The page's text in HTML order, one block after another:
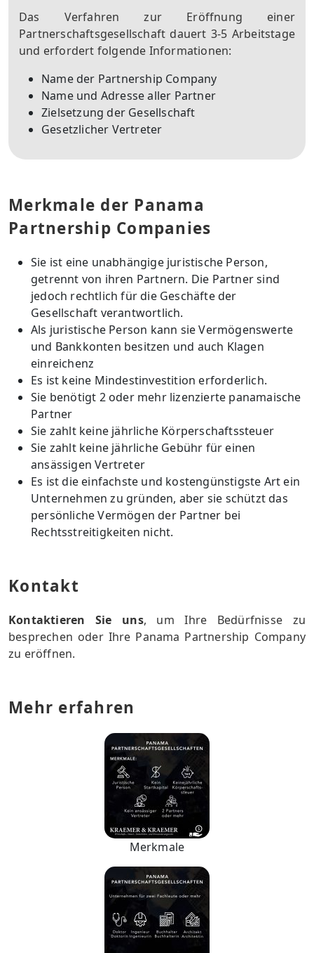
Das Verfahren zur Eröffnung einer
Partnerschaftsgesellschaft dauert 3-5 Arbeitstage
und erfordert folgende Informationen:
Name der Partnership Company
Name und Adresse aller Partner
Zielsetzung der Gesellschaft
Gesetzlicher Vertreter
Merkmale der Panama
Partnership Companies
Sie ist eine unabhängige juristische Person,
getrennt von ihren Partnern. Die Partner sind
jedoch rechtlich für die Geschäfte der
Gesellschaft verantwortlich.
Als juristische Person kann sie Vermögenswerte
und Bankkonten besitzen und auch Klagen
einreichenz
Es ist keine Mindestinvestition erforderlich.
Sie benötigt 2 oder mehr lizenzierte panamaische
Partner
Sie zahlt keine jährliche Körperschaftssteuer
Sie zahlt keine jährliche Gebühr für einen
ansässigen Vertreter
Es ist die einfachste und kostengünstigste Art ein
Unternehmen zu gründen, aber sie schützt das
persönliche Vermögen der Partner bei
Rechtsstreitigkeiten nicht.
Kontakt
Kontaktieren Sie uns, um Ihre Bedürfnisse zu
besprechen oder Ihre Panama Partnership Company
zu eröffnen.
Mehr erfahren
Merkmale